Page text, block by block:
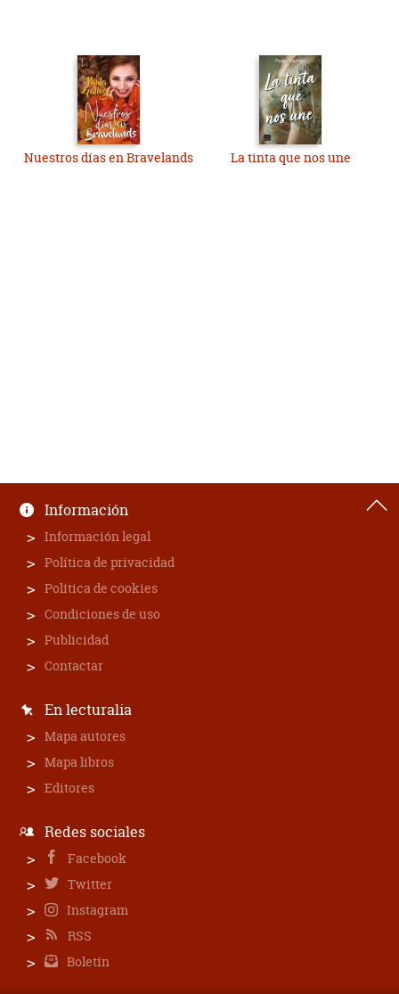
Nuestros días en Bravelands La tinta que nos une
Información
Información legal
Política de privacidad
Política de cookies
Condiciones de uso
Publicidad
Contactar
En lecturalia
Mapa autores
Mapa libros
Editores
Redes sociales
Facebook
Twitter
Instagram
RSS
Boletín